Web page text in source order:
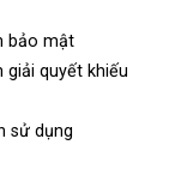
bảo mật
giải quyết khiếu
sử dụng